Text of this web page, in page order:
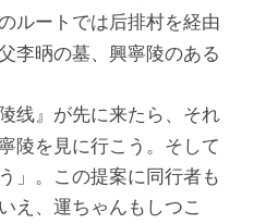
ルートでは后排村を経由
李昞の墓、興寧陵のある
线 』が先に来たら、それ
陵を見に行こう。そして
」。この提案に同行者も
え、運ちゃんもしつこ